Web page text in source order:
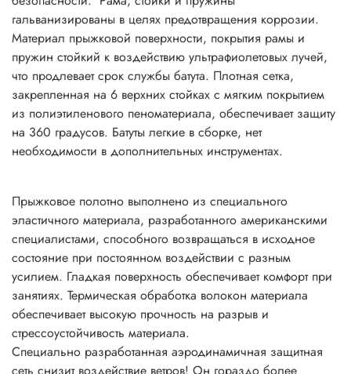
гальванизированы в целях предотвращения коррозии.
Материал прыжковой поверхности, покрытия рамы и
пружин стойкий к воздействию ультрафиолетовых лучей,
что продлевает срок службы батута. Плотная сетка,
закрепленная на 6 верхних стойках с мягким покрытием
из полиэтиленового пеноматериала, обеспечивает защиту
на 360 градусов. Батуты легкие в сборке, нет
необходимости в дополнительных инструментах.
Прыжковое полотно выполнено из специального
эластичного материала, разработанного американскими
специалистами, способного возвращаться в исходное
состояние при постоянном воздействии с разным
усилием. Гладкая поверхность обеспечивает комфорт при
занятиях. Термическая обработка волокон материала
обеспечивает высокую прочность на разрыв и
стрессоустойчивость материала.
Специально разработанная аэродинамичная защитная